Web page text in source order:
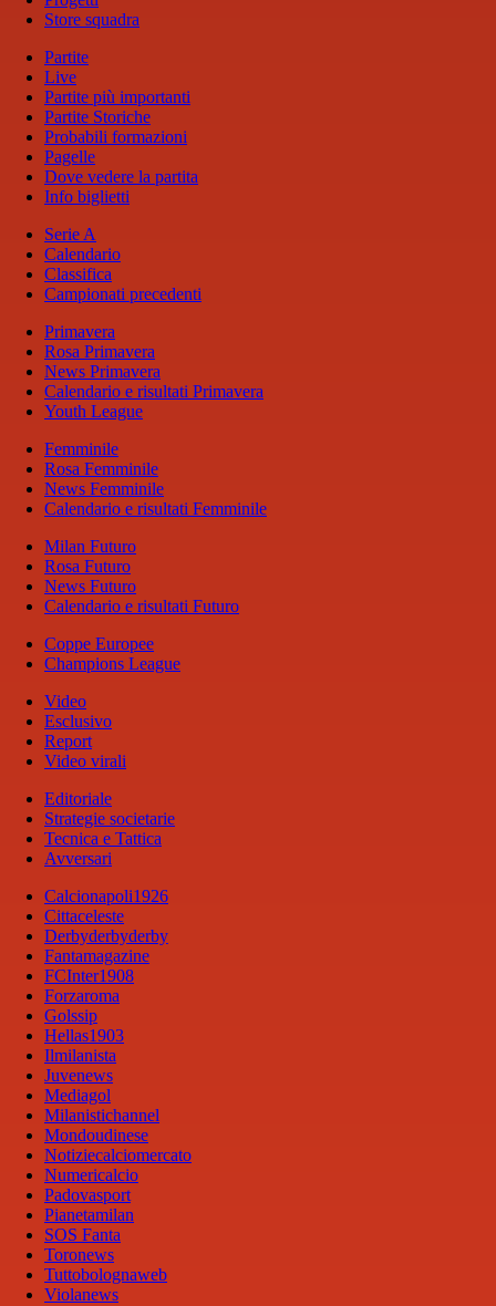
Store squadra
Partite
Live
Partite più importanti
Partite Storiche
Probabili formazioni
Pagelle
Dove vedere la partita
Info biglietti
Serie A
Calendario
Classifica
Campionati precedenti
Primavera
Rosa Primavera
News Primavera
Calendario e risultati Primavera
Youth League
Femminile
Rosa Femminile
News Femminile
Calendario e risultati Femminile
Milan Futuro
Rosa Futuro
News Futuro
Calendario e risultati Futuro
Coppe Europee
Champions League
Video
Esclusivo
Report
Video virali
Editoriale
Strategie societarie
Tecnica e Tattica
Avversari
Calcionapoli1926
Cittaceleste
Derbyderbyderby
Fantamagazine
FCInter1908
Forzaroma
Golssip
Hellas1903
Ilmilanista
Juvenews
Mediagol
Milanistichannel
Mondoudinese
Notiziecalciomercato
Numericalcio
Padovasport
Pianetamilan
SOS Fanta
Toronews
Tuttobolognaweb
Violanews